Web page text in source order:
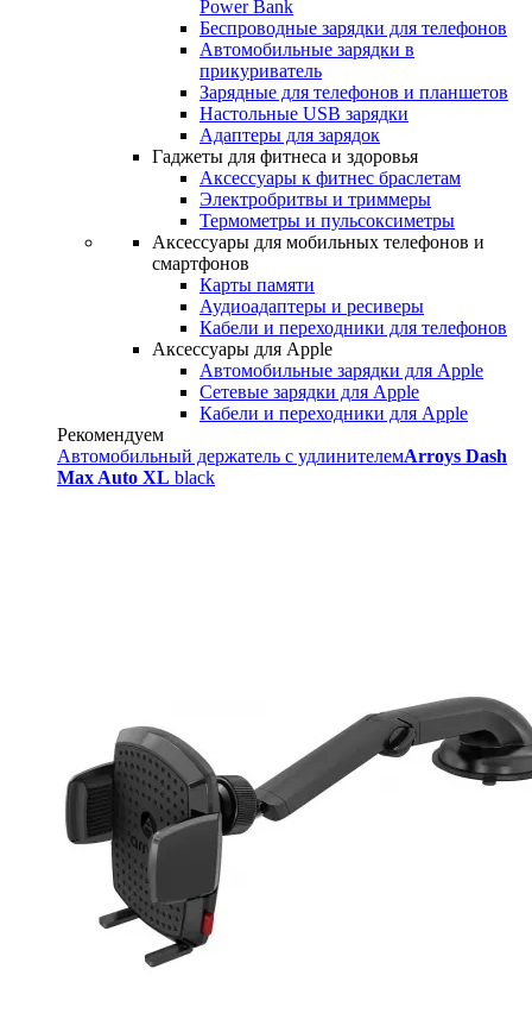
Power Bank
Беспроводные зарядки для телефонов
Автомобильные зарядки в
прикуриватель
Зарядные для телефонов и планшетов
Настольные USB зарядки
Адаптеры для зарядок
Гаджеты для фитнеса и здоровья
Аксессуары к фитнес браслетам
Электробритвы и триммеры
Термометры и пульсоксиметры
Аксессуары для мобильных телефонов и
смартфонов
Карты памяти
Аудиоадаптеры и ресиверы
Кабели и переходники для телефонов
Аксессуары для Apple
Автомобильные зарядки для Apple
Сетевые зарядки для Apple
Кабели и переходники для Apple
Рекомендуем
Автомобильный держатель с удлинителемArroys Dash
Max Auto XL black